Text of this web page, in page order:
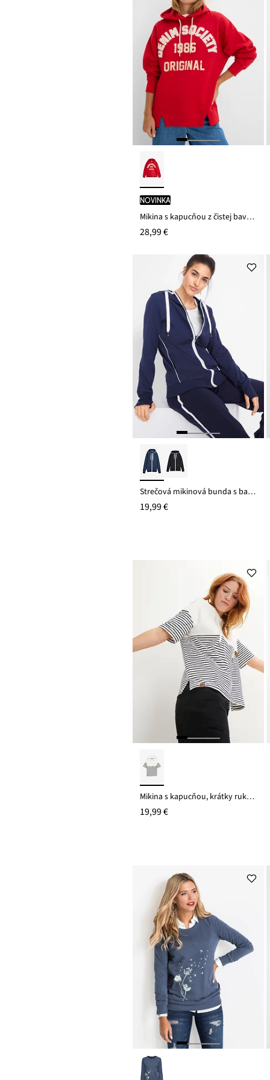
novinka
Mikina s kapucňou z čistej bavlny
28,99 €
Strečová mikinová bunda s bavlnou
19,99 €
Mikina s kapucňou, krátky rukáv, z čistej bio bavlny
19,99 €